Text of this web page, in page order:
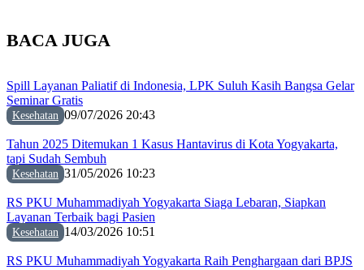
BACA JUGA
Spill Layanan Paliatif di Indonesia, LPK Suluh Kasih Bangsa Gelar
Seminar Gratis
Kesehatan 09/07/2026 20:43
Tahun 2025 Ditemukan 1 Kasus Hantavirus di Kota Yogyakarta,
tapi Sudah Sembuh
Kesehatan 31/05/2026 10:23
RS PKU Muhammadiyah Yogyakarta Siaga Lebaran, Siapkan
Layanan Terbaik bagi Pasien
Kesehatan 14/03/2026 10:51
RS PKU Muhammadiyah Yogyakarta Raih Penghargaan dari BPJS